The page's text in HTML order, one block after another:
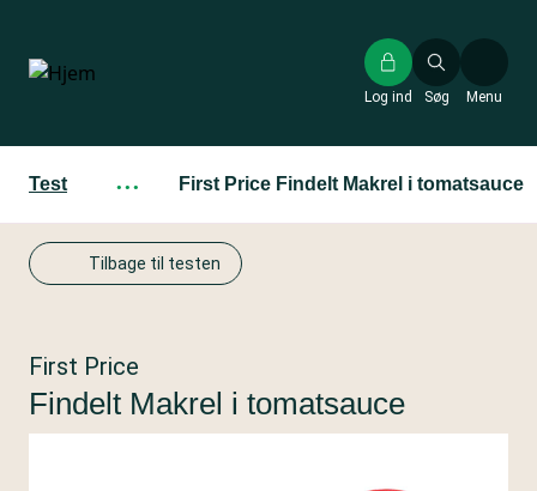
hovedindhold
Søg
Log ind Menu
Test ··· First Price Findelt Makrel i tomatsauce
Tilbage til testen
First Price
Findelt Makrel i tomatsauce